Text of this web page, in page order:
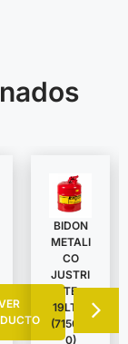
BIDON
METALI
CO
JUSTRI
TE
19LTS.
(715010
0)